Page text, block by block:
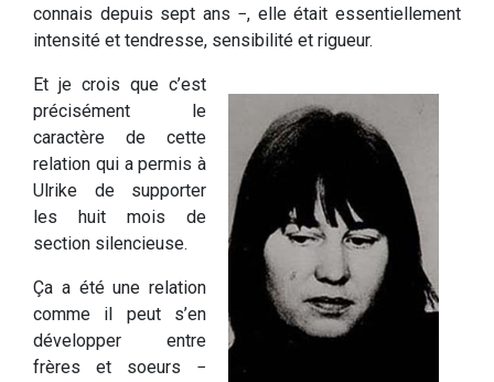
connais depuis sept ans −, elle était essentiellement
intensité et tendresse, sensibilité et rigueur.
Et je crois que c’est
précisément le
caractère de cette
relation qui a permis à
Ulrike de supporter
les huit mois de
section silencieuse.
Ça a été une relation
comme il peut s’en
développer entre
frères et soeurs −